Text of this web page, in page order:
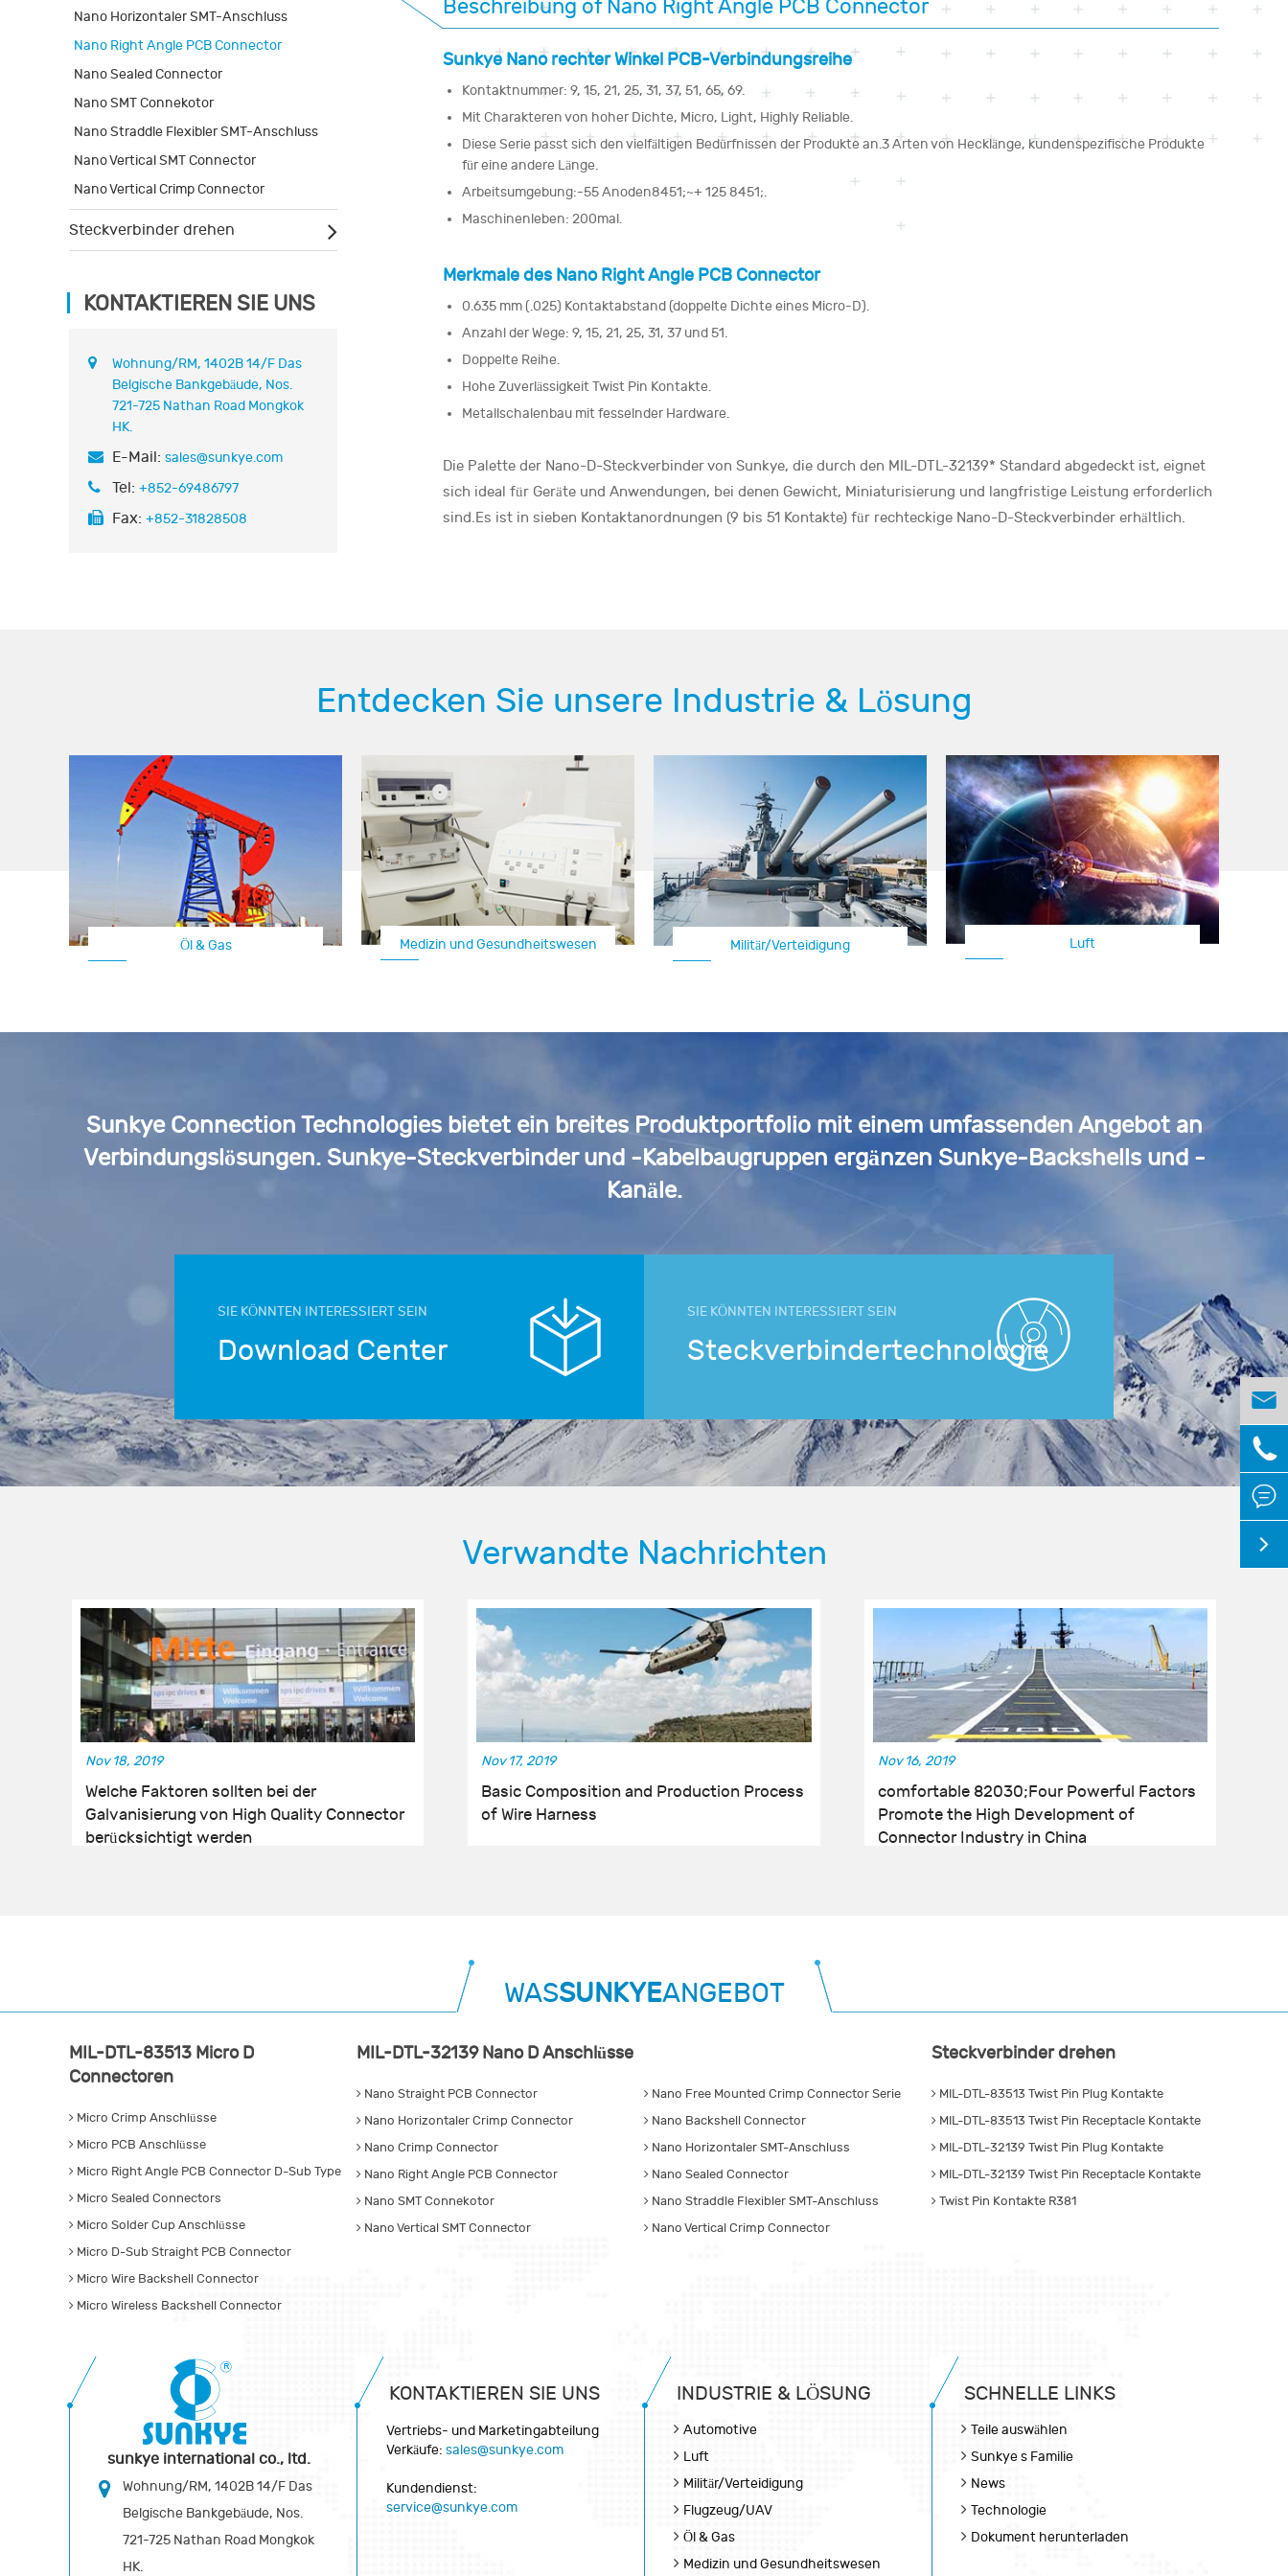
Nano Horizontaler SMT-Anschluss
Nano Right Angle PCB Connector
Nano Sealed Connector
Nano SMT Connekotor
Nano Straddle Flexibler SMT-Anschluss
Nano Vertical SMT Connector
Nano Vertical Crimp Connector
Steckverbinder drehen
KONTAKTIEREN SIE UNS
Wohnung/RM, 1402B 14/F Das
Belgische Bankgebäude, Nos.
721-725 Nathan Road Mongkok
HK.
E-Mail: sales@sunkye.com
Tel: +852-69486797
Fax: +852-31828508
Beschreibung of Nano Right Angle PCB Connector
Sunkye Nano rechter Winkel PCB-Verbindungsreihe
Kontaktnummer: 9, 15, 21, 25, 31, 37, 51, 65, 69.
Mit Charakteren von hoher Dichte, Micro, Light, Highly Reliable.
Diese Serie passt sich den vielfältigen Bedürfnissen der Produkte an.3 Arten von Hecklänge, kundenspezifische Produkte
für eine andere Länge.
Arbeitsumgebung:-55 Anoden8451;~+ 125 8451;.
Maschinenleben: 200mal.
Merkmale des Nano Right Angle PCB Connector
0.635 mm (.025) Kontaktabstand (doppelte Dichte eines Micro-D).
Anzahl der Wege: 9, 15, 21, 25, 31, 37 und 51.
Doppelte Reihe.
Hohe Zuverlässigkeit Twist Pin Kontakte.
Metallschalenbau mit fesselnder Hardware.
Die Palette der Nano-D-Steckverbinder von Sunkye, die durch den MIL-DTL-32139* Standard abgedeckt ist, eignet
sich ideal für Geräte und Anwendungen, bei denen Gewicht, Miniaturisierung und langfristige Leistung erforderlich
sind.Es ist in sieben Kontaktanordnungen (9 bis 51 Kontakte) für rechteckige Nano-D-Steckverbinder erhältlich.
Entdecken Sie unsere Industrie & Lösung
Öl & Gas Medizin und Gesundheitswesen Militär/Verteidigung
Automotive Luft Flugzeug/UAV
Sunkye Connection Technologies bietet ein breites Produktportfolio mit einem umfassenden Angebot an
Verbindungslösungen. Sunkye-Steckverbinder und -Kabelbaugruppen ergänzen Sunkye-Backshells und -
Kanäle.
SIE KÖNNTEN INTERESSIERT SEIN
Download Center
SIE KÖNNTEN INTERESSIERT SEIN
Steckverbindertechnologie
Verwandte Nachrichten
Nov 18, 2019
Welche Faktoren sollten bei der
Galvanisierung von High Quality Connector
berücksichtigt werden
Nov 17, 2019
Basic Composition and Production Process
of Wire Harness
Nov 16, 2019
comfortable 82030;Four Powerful Factors
Promote the High Development of
Connector Industry in China
WASSUNKYEANGEBOT
MIL-DTL-83513 Micro D
Connectoren
Micro Crimp Anschlüsse
Micro PCB Anschlüsse
Micro Right Angle PCB Connector D-Sub Type
Micro Sealed Connectors
Micro Solder Cup Anschlüsse
Micro D-Sub Straight PCB Connector
Micro Wire Backshell Connector
Micro Wireless Backshell Connector
MIL-DTL-32139 Nano D Anschlüsse
Nano Straight PCB Connector
Nano Free Mounted Crimp Connector Serie
Nano Horizontaler Crimp Connector
Nano Backshell Connector
Nano Crimp Connector
Nano Horizontaler SMT-Anschluss
Nano Right Angle PCB Connector
Nano Sealed Connector
Nano SMT Connekotor
Nano Straddle Flexibler SMT-Anschluss
Nano Vertical SMT Connector
Nano Vertical Crimp Connector
Steckverbinder drehen
MIL-DTL-83513 Twist Pin Plug Kontakte
MIL-DTL-83513 Twist Pin Receptacle Kontakte
MIL-DTL-32139 Twist Pin Plug Kontakte
MIL-DTL-32139 Twist Pin Receptacle Kontakte
Twist Pin Kontakte R381
sunkye international co., ltd.
Wohnung/RM, 1402B 14/F Das
Belgische Bankgebäude, Nos.
721-725 Nathan Road Mongkok
HK.
KONTAKTIEREN SIE UNS
Vertriebs- und Marketingabteilung
Verkäufe: sales@sunkye.com
Kundendienst:
service@sunkye.com
INDUSTRIE & LÖSUNG
Automotive
Luft
Militär/Verteidigung
Flugzeug/UAV
Öl & Gas
Medizin und Gesundheitswesen
SCHNELLE LINKS
Teile auswählen
Sunkye s Familie
News
Technologie
Dokument herunterladen



